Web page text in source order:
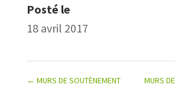
Posté le
18 avril 2017
← MURS DE SOUTÈNEMENT MURS